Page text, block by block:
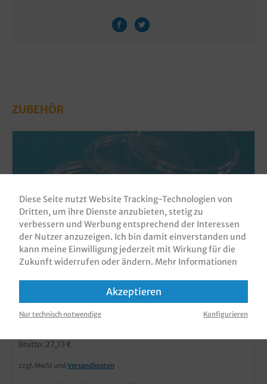
ZUBEHÖR
klar rund 70,3mm PP recycelbar 1000St
Produktnummer:DBRD70001
Brutto: 27,13 €
zzgl. MwSt und Versandkosten
Diese Seite nutzt Website Tracking-Technologien von
Dritten, um ihre Dienste anzubieten, stetig zu
verbessern und Werbung entsprechend der Interessen
der Nutzer anzuzeigen. Ich bin damit einverstanden und
kann meine Einwilligung jederzeit mit Wirkung für die
Zukunft widerrufen oder ändern. Mehr Informationen
Akzeptieren
Nur technisch notwendige Konfigurieren